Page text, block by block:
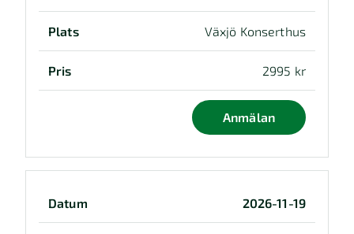
Växjö Konserthus
2995 kr
Anmälan
2026-11-19